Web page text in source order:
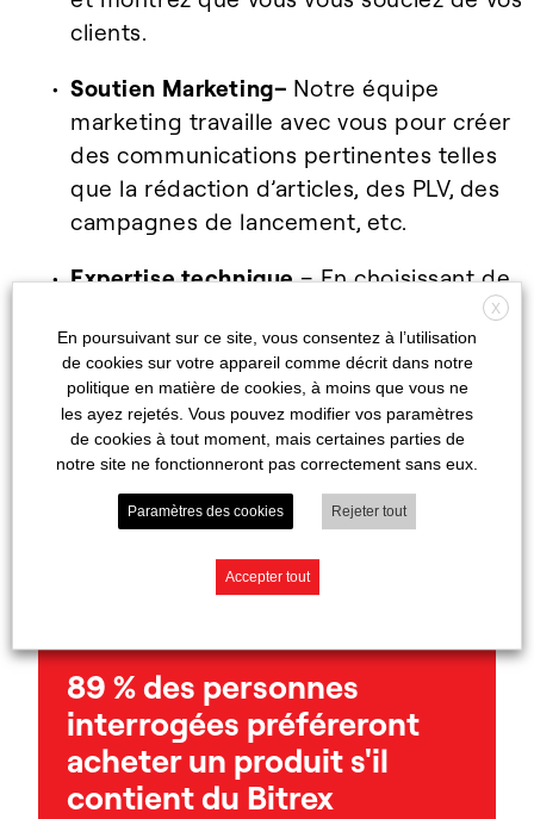
clients.
Soutien Marketing– Notre équipe
marketing travaille avec vous pour créer
des communications pertinentes telles
que la rédaction d’articles, des PLV, des
campagnes de lancement, etc.
Expertise technique– En choisissant de
travailler avec Bitrex, vous avez accèsà
notre expertise technique.
Que disent les
89 % des personnes
interrogées préféreront
acheter un produit s'il
contient du Bitrex
X
En poursuivant sur ce site, vous consentez à l’utilisation
de cookies sur votre appareil comme décrit dans notre
politique en matière de cookies, à moins que vous ne
les ayez rejetés. Vous pouvez modifier vos paramètres
de cookies à tout moment, mais certaines parties de
notre site ne fonctionneront pas correctement sans eux.
Paramètres des cookies Rejeter tout
Accepter tout